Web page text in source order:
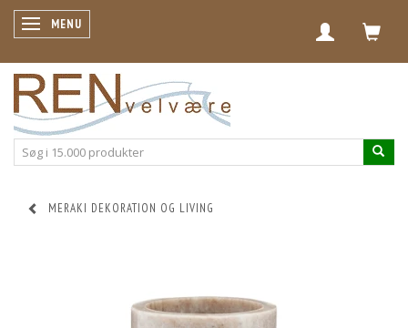
SKIFTE NAVIGATION
MENU
MERAKI DEKORATION OG LIVING